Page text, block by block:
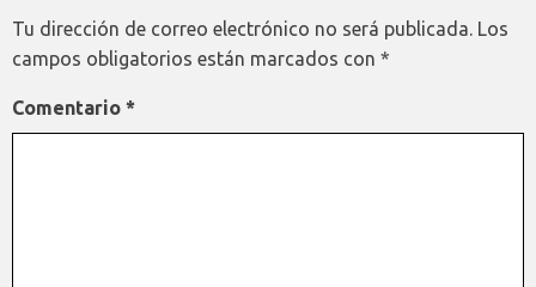
Tu dirección de correo electrónico no será publicada. Los
campos obligatorios están marcados con *
Comentario *